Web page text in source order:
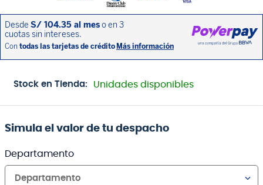
Stock en Tienda: Unidades disponibles
Simula el valor de tu despacho
Departamento
Departamento